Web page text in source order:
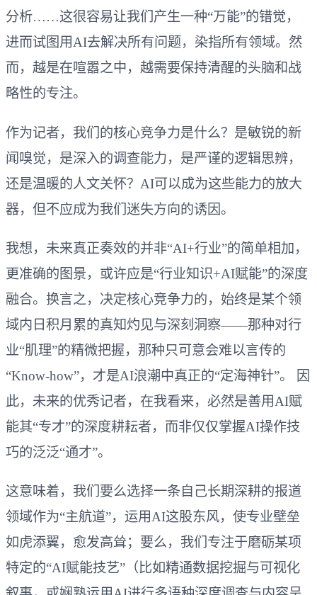
分析……这很容易让我们产生一种“万能”的错觉，
进而试图用AI去解决所有问题，染指所有领域。然
而，越是在喧嚣之中，越需要保持清醒的头脑和战
略性的专注。
作为记者，我们的核心竞争力是什么？是敏锐的新
闻嗅觉，是深入的调查能力，是严谨的逻辑思辨，
还是温暖的人文关怀？AI可以成为这些能力的放大
器，但不应成为我们迷失方向的诱因。
我想，未来真正奏效的并非“AI+行业”的简单相加，
更准确的图景，或许应是“行业知识+AI赋能”的深度
融合。换言之，决定核心竞争力的，始终是某个领
域内日积月累的真知灼见与深刻洞察——那种对行
业“肌理”的精微把握，那种只可意会难以言传的
“Know-how”，才是AI浪潮中真正的“定海神针”。 因
此，未来的优秀记者，在我看来，必然是善用AI赋
能其“专才”的深度耕耘者，而非仅仅掌握AI操作技
巧的泛泛“通才”。
这意味着，我们要么选择一条自己长期深耕的报道
领域作为“主航道”，运用AI这股东风，使专业壁垒
如虎添翼，愈发高耸；要么，我们专注于磨砺某项
特定的“AI赋能技艺”（比如精通数据挖掘与可视化